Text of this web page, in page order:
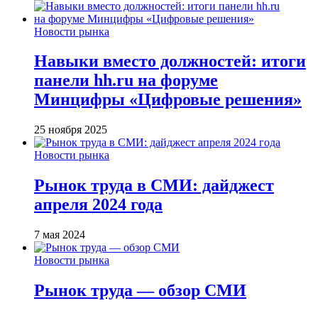
Новости рынка
Навыки вместо должностей: итоги
панели hh.ru на форуме
Минцифры «Цифровые решения»
25 ноября 2025
Новости рынка
Рынок труда в СМИ: дайджест
апреля 2024 года
7 мая 2024
Новости рынка
Рынок труда — обзор СМИ